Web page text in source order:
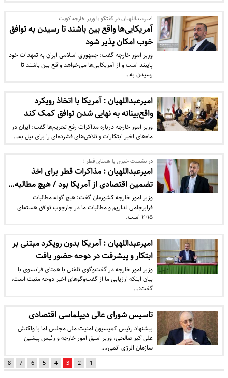
امیرعبداللهیان در گفتگو با وزیر خارجه کویت :
آمریکایی‌ها واقع بین باشند تا رسیدن به توافق
خوب امکان پذیر شود
وزیر امور خارجه گفت: جمهوری اسلامی ایران به تعهدات خود
پایبند است و از آمریکایی‌ها می‌خواهد واقع بین باشند تا
رسیدن به…
امیرعبداللهیان : آمریکا با اتخاذ رویکرد
واقع‌بینانه به نهایی شدن توافق کمک کند
وزیر امور خارجه درباره مذاکرات رفع تحریم‌ها گفت: ایران در
ماه‌های اخیر ابتکارات و تلاش‌های فشرده‌ای را برای نیل به…
در نشست خبری با همتای قطر ؛
امیرعبداللهیان : مذاکرات قطر برای اخذ
تضمین اقتصادی از آمریکا بود / هیچ مطالبه…
وزیر امور خارجه کشورمان گفت: هیچ گونه مطالبات
فرابرجامی نداریم و مطالبات ما در چارچوب توافق هسته‌ای
۲۰۱۵ است.
امیرعبداللهیان : آمریکا بدون رویکرد مبتنی بر
ابتکار و پیشرفت در دوحه حضور یافت
وزیر امور خارجه در گفت‌وگوی تلفنی با همتای فرانسوی با
بیان اینکه ارزیابی ما از گفت‌وگوهای اخیر دوحه مثبت است،
گفت:…
تاسیس شورای عالی دیپلماسی اقتصادی
پیشنهاد رئیس کمیسیون امنیت ملی مجلس اما با واکنش
علی‌اکبر صالحی، وزیر اسبق امور خارجه و رئیس پیشین
سازمان انرژی اتمی،…
1
2
3
4
5
6
7
8